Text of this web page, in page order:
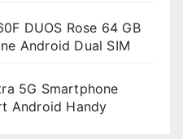
DUOS Rose 64 GB
Android Dual SIM
5G Smartphone
Android Handy